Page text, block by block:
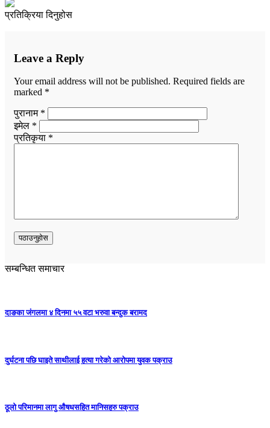
प्रतिक्रिया दिनुहोस
Leave a Reply
Your email address will not be published. Required fields are
marked *
पुरानाम *
इमेल *
प्रतिकृया *
सम्बन्धित समाचार
दाङका जंगलमा ४ दिनमा ५५ वटा भरुवा बन्दुक बरामद
दुर्घटना पछि घाइते साथीलाई हत्या गरेको आरोपमा युवक पक्राउ
ठूलो परिमानमा लागु औषधसहित मानिसहरु पक्राउ